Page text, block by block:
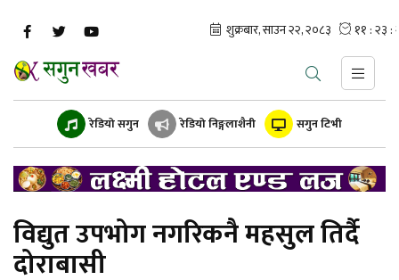
रेडियो सगुन रेडियो निङ्गलाशैनी सगुन टिभी
विद्युत उपभोग नगरिकनै महसुल तिर्दै
दोराबासी